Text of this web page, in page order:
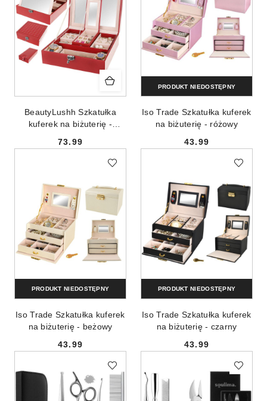
BeautyLushh Szkatułka
kuferek na biżuterię -
Cena:
73.99
Iso Trade Szkatułka kuferek
na biżuterię - różowy
Cena:
43.99
PRODUKT NIEDOSTĘPNY
Iso Trade Szkatułka kuferek
na biżuterię - beżowy
Cena:
43.99
PRODUKT NIEDOSTĘPNY
Iso Trade Szkatułka kuferek
na biżuterię - czarny
Cena:
43.99
PRODUKT NIEDOSTĘPNY